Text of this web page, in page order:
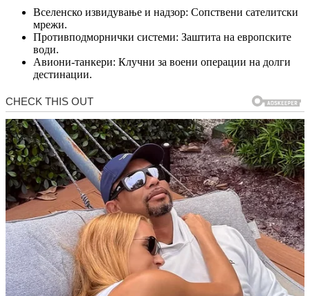
Вселенско извидување и надзор: Сопствени сателитски
мрежи.
Противподморнички системи: Заштита на европските
води.
Авиони-танкери: Клучни за воени операции на долги
дестинации.